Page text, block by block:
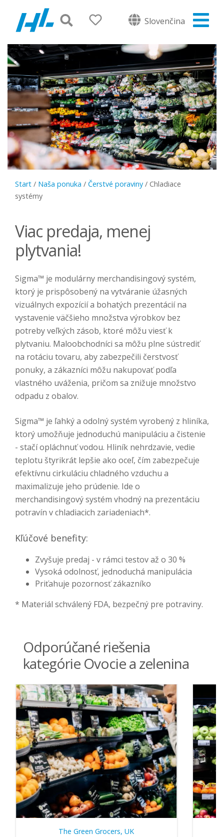
Slovenčina
Start / Naša ponuka / Čerstvé poraviny / Chladiace
systémy
Viac predaja, menej
plytvania!
Sigma™ je modulárny merchandisingový systém,
ktorý je prispôsobený na vytváranie úžasných
vizuálnych expozícií a bohatých prezentácií na
vystavenie väčšieho množstva výrobkov bez
potreby veľkých zásob, ktoré môžu viesť k
plytvaniu. Maloobchodníci sa môžu plne sústrediť
na rotáciu tovaru, aby zabezpečili čerstvosť
ponuky, a zákazníci môžu nakupovať podľa
vlastného uváženia, pričom sa znižuje množstvo
odpadu z obalov.
Sigma™ je ľahký a odolný systém vyrobený z hliníka,
ktorý umožňuje jednoduchú manipuláciu a čistenie
- stačí opláchnuť vodou. Hliník nehrdzavie, vedie
teplotu štyrikrát lepšie ako oceľ, čím zabezpečuje
efektívnu cirkuláciu chladného vzduchu a
maximalizuje jeho prúdenie. Ide o
merchandisingový systém vhodný na prezentáciu
potravín v chladiacich zariadeniach*.
Kľúčové benefity:
Zvyšuje predaj - v rámci testov až o 30 %
Vysoká odolnosť, jednoduchá manipulácia
Priťahuje pozornosť zákazníko
* Materiál schválený FDA, bezpečný pre potraviny.
Odporúčané riešenia
kategórie Ovocie a zelenina
The Green Grocers, UK